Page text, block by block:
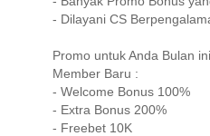
- Dilayani CS
Promo untuk Anda Bulan
Member Baru :
- Welcome Bonus 100%
- Extra Bonus 200%
- Freebet 10K